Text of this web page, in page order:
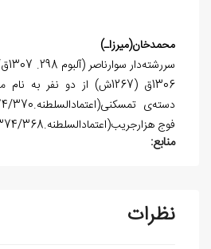
محمدخان(میرزاـ)
1306ق (1267ش) از دو نفر
فوج هزارجریب(اعتمادالسلطنه.1374/368) نام می‌برد.
منابع:
نظرات